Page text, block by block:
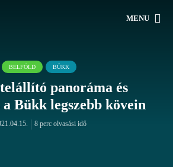
MENU
BELFÖLD BÜKK
panoráma és
Bükk legszebb kövein
8 perc olvasási idő